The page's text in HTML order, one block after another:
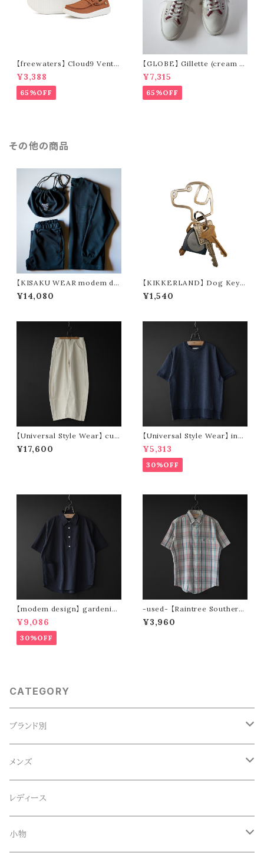
【freewaters】 Cloud9 Ventu
re - Lace Up (brown)
¥3,388
65%OFF
【GLOBE】 Gillette (cream /
pomegranate)
¥7,315
65%OFF
その他の商品
【KISAKU WEAR modem de
sign】kisaku ponte FW (3col
ors)
¥14,080
【KIKKERLAND】 Dog Keyc
hain
¥1,540
【Universal Style Wear】 cur
ve painter pants (off white)
¥17,600
【Universal Style Wear】 indi
go seam tee
¥5,313
30%OFF
【modem design】 gardenin
g s/s shirt (navy)
¥9,086
30%OFF
-used- 【Raintree Southern
Collection by Hampton】 90
s s/s button-down shirt
¥3,960
CATEGORY
ブランド別
ACE SNKR(エーススニーカー)
Anapau,Seaing,ANAPAU UG
Blundstone(ブランドストーン)
メンズ
トップス
Tシャツ
ボトムス
レディース
小物